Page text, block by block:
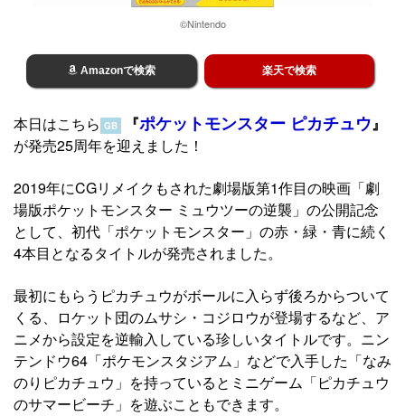
©Nintendo
Amazonで検索 楽天で検索
本日はこちら GB 『ポケットモンスター ピカチュウ』
が発売25周年を迎えました！
2019年にCGリメイクもされた劇場版第1作目の映画「劇
場版ポケットモンスター ミュウツーの逆襲」の公開記念
として、初代「ポケットモンスター」の赤・緑・青に続く
4本目となるタイトルが発売されました。
最初にもらうピカチュウがボールに入らず後ろからついて
くる、ロケット団のムサシ・コジロウが登場するなど、ア
ニメから設定を逆輸入している珍しいタイトルです。ニン
テンドウ64「ポケモンスタジアム」などで入手した「なみ
のりピカチュウ」を持っているとミニゲーム「ピカチュウ
のサマービーチ」を遊ぶこともできます。